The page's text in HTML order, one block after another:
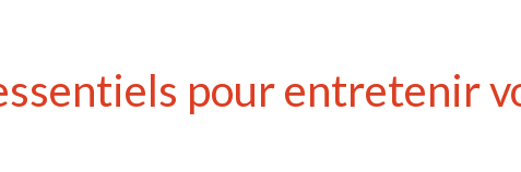
pour entretenir